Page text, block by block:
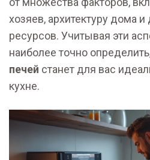
хозяев, архитектуру дома и
ресурсов. Учитывая эти
наиболее точно
печей станет для вас
кухне.